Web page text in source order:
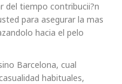
del tiempo contribucii?n
para asegurar la mas
hacia el pelo
Barcelona, cual
habituales,